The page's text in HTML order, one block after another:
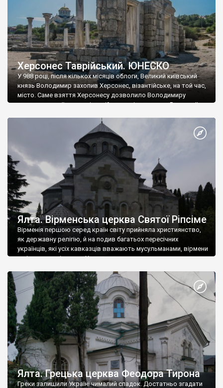
Херсонес Таврійський. ЮНЕСКО
У 988 році, після кількох місяців облоги, Великий київський
князь Володимир захопив Херсонес, візантійське, на той час,
місто. Саме взяття Херсонесу дозволило Володимиру
диктувати свої умови візантійському імператору Василю ІІ, та
Херсонесі Володимир-язичник, став Василем-християнином.
А потім було Хрещення Русі. На честь Херсонесу Таврійського
Ялта. Вірменська церква Святої Ріпсіме
Вірменія першою серед країн світу прийняла християнство,
як державну релігію, й на подив багатьох пересічних
українців, які усіх кавказців вважають мусульманами, вірмени
є відданими вірянами Христа
Ялта. Грецька церква Феодора Тирона
Греки залишили Україні чималий спадок. Достатньо згадати